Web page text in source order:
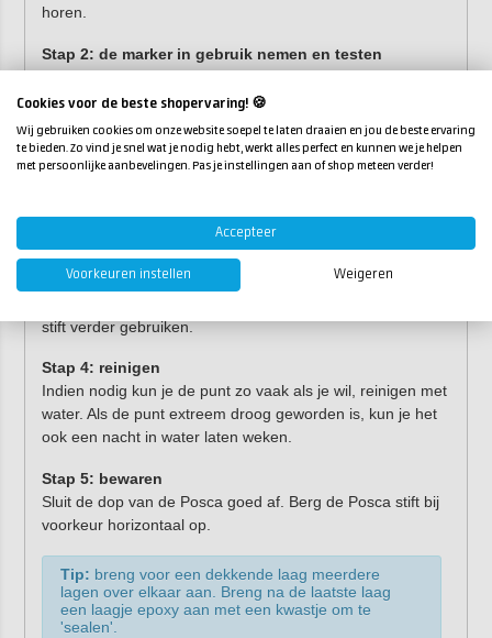
horen.
Stap 2: de marker in gebruik nemen en testen
een vel papier te drukken totdat de punt voldoende met
verf doordrenkt is. Test de dekking op een kladblaadje: als
de lijn strak is, is de stift klaar. Het kan nuttig zijn om altijd
een vod bij de hand te hebben om de punt gemakkelijk te
Stap 3: opnieuw schudden
Als de dekking tijdens het ontwerpen afneemt, schud je de
marker opnieuw. Zorg er hierbij voor dat de dop altijd op
stift verder gebruiken.
Stap 4: reinigen
Indien nodig kun je de punt zo vaak als je wil, reinigen met
water. Als de punt extreem droog geworden is, kun je het
ook een nacht in water laten weken.
Stap 5: bewaren
Sluit de dop van de Posca goed af. Berg de Posca stift bij
voorkeur horizontaal op.
Tip: breng voor een dekkende laag meerdere
lagen over elkaar aan. Breng na de laatste laag
een laagje epoxy aan met een kwastje om te
'sealen'.
Cookies voor de beste shopervaring! 🍪
Wij gebruiken cookies om onze website soepel te laten draaien en jou de beste ervaring
te bieden. Zo vind je snel wat je nodig hebt, werkt alles perfect en kunnen we je helpen
met persoonlijke aanbevelingen. Pas je instellingen aan of shop meteen verder!
Accepteer
Voorkeuren instellen Weigeren